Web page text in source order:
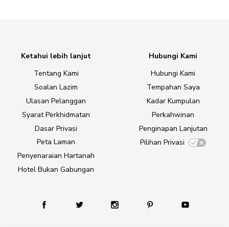
Ketahui lebih lanjut
Tentang Kami
Soalan Lazim
Ulasan Pelanggan
Syarat Perkhidmatan
Dasar Privasi
Peta Laman
Penyenaraian Hartanah
Hotel Bukan Gabungan
Hubungi Kami
Hubungi Kami
Tempahan Saya
Kadar Kumpulan
Perkahwinan
Penginapan Lanjutan
Pilihan Privasi